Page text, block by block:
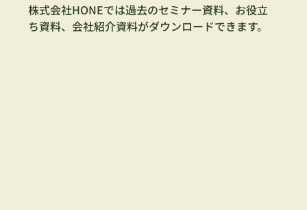
株式会社HONEでは過去のセミナー資料、お役立
ち資料、会社紹介資料がダウンロードできます。